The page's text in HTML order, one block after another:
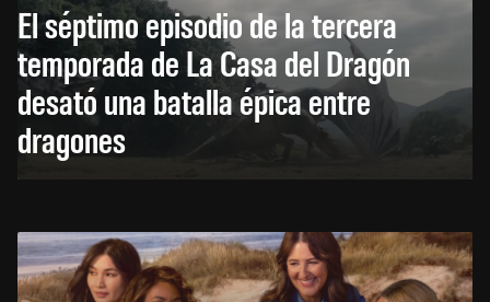
El séptimo episodio de la tercera
temporada de La Casa del Dragón
desató una batalla épica entre
dragones